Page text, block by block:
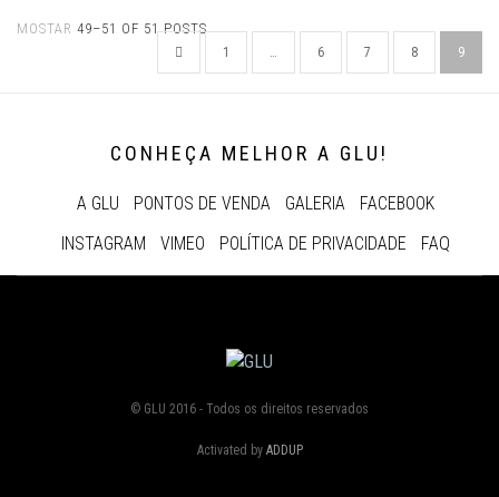
MOSTAR 49–51 OF 51 POSTS
1 … 6 7 8 9
CONHEÇA MELHOR A GLU!
A GLU PONTOS DE VENDA GALERIA
FACEBOOK
INSTAGRAM
VIMEO POLÍTICA DE PRIVACIDADE FAQ
© GLU 2016 - Todos os direitos reservados
Activated by ADDUP